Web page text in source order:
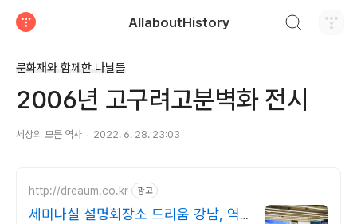
AllaboutHistory
문화재와 함께한 나날들
2006년 고구려고분벽화 전시
세상의 모든 역사 2022. 6. 28. 23:03
http://dreaum.co.kr 광고
세미나실 설명회장소 드리움 강남, 역